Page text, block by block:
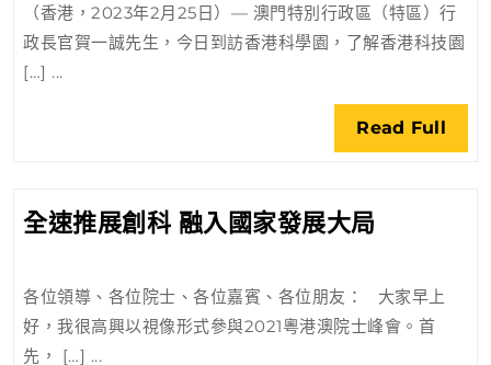
別
行
政
一
訪
香
（香港，2023年2月25日）— 澳門特別行政區（特區）行
政長官賀一誠先生，今日到訪香港科學園，了解香港科技園
[…] ...
Read Full
Full
全速推展創科 融入國家發展大局
展
創
各位領導、各位院士、各位嘉賓、各位朋友： 大家早上
好，我很高興以視像形式參與2021粵港澳院士峰會。首
先， […] ...